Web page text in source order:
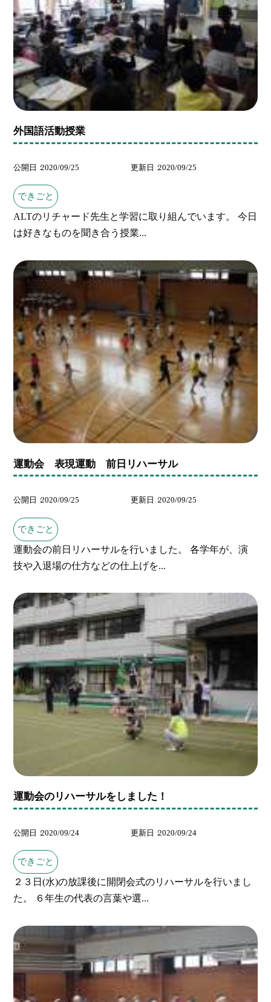
外国語活動授業
公開日 2020/09/25 更新日 2020/09/25
できごと
ALTのリチャード先生と学習に取り組んでいます。 今日
は好きなものを聞き合う授業...
運動会 表現運動 前日リハーサル
公開日 2020/09/25 更新日 2020/09/25
できごと
運動会の前日リハーサルを行いました。 各学年が、演
技や入退場の仕方などの仕上げを...
運動会のリハーサルをしました！
公開日 2020/09/24 更新日 2020/09/24
できごと
２３日(水)の放課後に開閉会式のリハーサルを行いまし
た。 ６年生の代表の言葉や選...